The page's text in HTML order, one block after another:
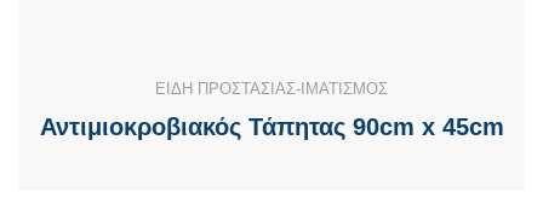
ΕΙΔΗ ΠΡΟΣΤΑΣΙΑΣ-ΙΜΑΤΙΣΜΟΣ
Αντιμιοκροβιακός Τάπητας 90cm x 45cm